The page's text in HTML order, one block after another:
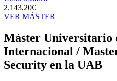
2.143,20€
VER MÁSTER
Máster Universitario
Internacional /
Security en la UAB